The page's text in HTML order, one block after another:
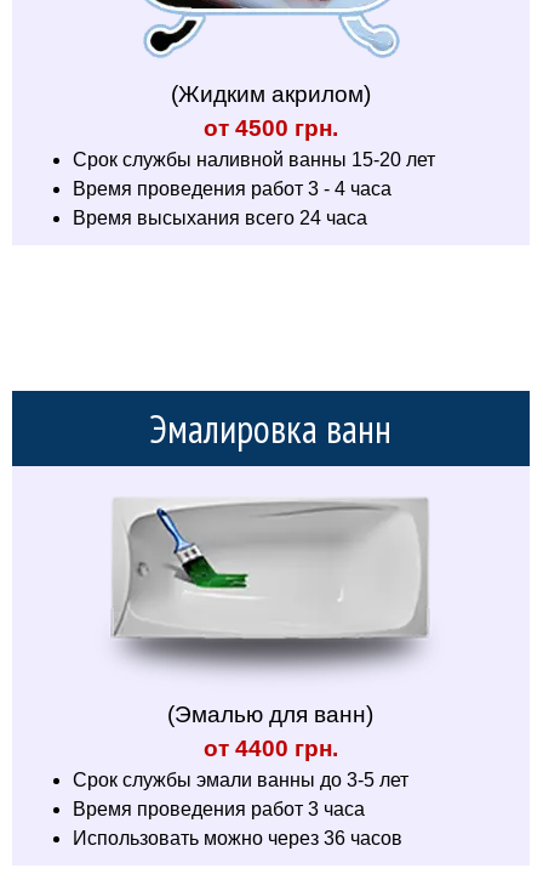
(Жидким акрилом)
от 4500 грн.
Срок службы наливной ванны 15-20 лет
Время проведения работ 3 - 4 часа
Время высыхания всего 24 часа
Эмалировка ванн
(Эмалью для ванн)
от 4400 грн.
Срок службы эмали ванны до 3-5 лет
Время проведения работ 3 часа
Использовать можно через 36 часов